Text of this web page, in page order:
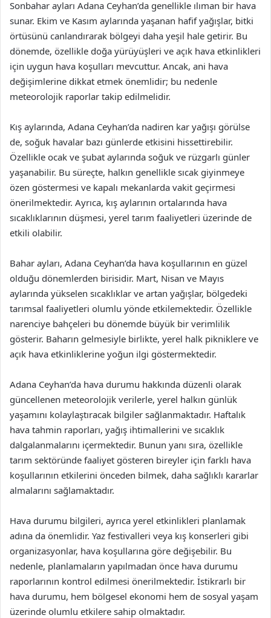
Sonbahar ayları Adana Ceyhan’da genellikle ılıman bir hava
sunar. Ekim ve Kasım aylarında yaşanan hafif yağışlar, bitki
örtüsünü canlandırarak bölgeyi daha yeşil hale getirir. Bu
dönemde, özellikle doğa yürüyüşleri ve açık hava etkinlikleri
için uygun hava koşulları mevcuttur. Ancak, ani hava
değişimlerine dikkat etmek önemlidir; bu nedenle
meteorolojik raporlar takip edilmelidir.
Kış aylarında, Adana Ceyhan’da nadiren kar yağışı görülse
de, soğuk havalar bazı günlerde etkisini hissettirebilir.
Özellikle ocak ve şubat aylarında soğuk ve rüzgarlı günler
yaşanabilir. Bu süreçte, halkın genellikle sıcak giyinmeye
özen göstermesi ve kapalı mekanlarda vakit geçirmesi
önerilmektedir. Ayrıca, kış aylarının ortalarında hava
sıcaklıklarının düşmesi, yerel tarım faaliyetleri üzerinde de
etkili olabilir.
Bahar ayları, Adana Ceyhan’da hava koşullarının en güzel
olduğu dönemlerden birisidir. Mart, Nisan ve Mayıs
aylarında yükselen sıcaklıklar ve artan yağışlar, bölgedeki
tarımsal faaliyetleri olumlu yönde etkilemektedir. Özellikle
narenciye bahçeleri bu dönemde büyük bir verimlilik
gösterir. Baharın gelmesiyle birlikte, yerel halk pikniklere ve
açık hava etkinliklerine yoğun ilgi göstermektedir.
Adana Ceyhan’da hava durumu hakkında düzenli olarak
güncellenen meteorolojik verilerle, yerel halkın günlük
yaşamını kolaylaştıracak bilgiler sağlanmaktadır. Haftalık
hava tahmin raporları, yağış ihtimallerini ve sıcaklık
dalgalanmalarını içermektedir. Bunun yanı sıra, özellikle
tarım sektöründe faaliyet gösteren bireyler için farklı hava
koşullarının etkilerini önceden bilmek, daha sağlıklı kararlar
almalarını sağlamaktadır.
Hava durumu bilgileri, ayrıca yerel etkinlikleri planlamak
adına da önemlidir. Yaz festivalleri veya kış konserleri gibi
organizasyonlar, hava koşullarına göre değişebilir. Bu
nedenle, planlamaların yapılmadan önce hava durumu
raporlarının kontrol edilmesi önerilmektedir. İstikrarlı bir
hava durumu, hem bölgesel ekonomi hem de sosyal yaşam
üzerinde olumlu etkilere sahip olmaktadır.